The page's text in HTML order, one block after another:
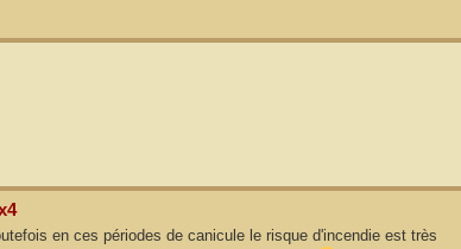
en ces périodes de canicule le risque d'incendie est très